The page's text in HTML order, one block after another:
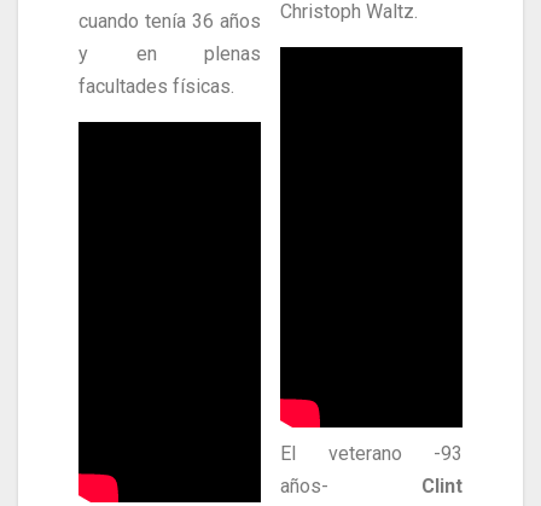
cuando tenía 36 años
y en plenas
facultades físicas.
Christoph Waltz.
El veterano -93
años- Clint